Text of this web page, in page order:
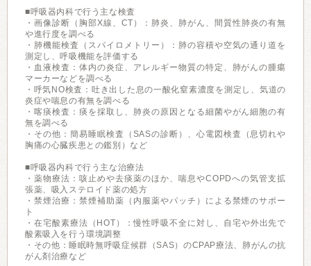
■呼吸器内科で行う主な検査
・画像診断（胸部X線、CT）：肺炎、肺がん、間質性肺炎の有無
や進行度を調べる
・肺機能検査（スパイロメトリー）：肺の容積や空気の通り道を
測定し、呼吸機能を評価する
・血液検査：体内の炎症、アレルギー物質の特定、肺がんの腫瘍
マーカーなどを調べる
・呼気NO検査：吐き出した息の一酸化窒素濃度を測定し、気道の
炎症や喘息の有無を調べる
・喀痰検査：痰を採取し、肺炎の原因となる細菌やがん細胞の有
無を調べる
・その他：簡易睡眠検査（SASの診断）、心電図検査（息切れや
胸痛の心臓疾患との鑑別）など
■呼吸器内科で行う主な治療法
・薬物療法：咳止めや去痰薬のほか、喘息やCOPDへの気管支拡
張薬、吸入ステロイド薬の処方
・禁煙治療：禁煙補助薬（内服薬やパッチ）による禁煙のサポー
ト
・在宅酸素療法（HOT）：慢性呼吸不全に対し、自宅や外出先で
酸素吸入を行う環境調整
・その他：睡眠時無呼吸症候群（SAS）のCPAP療法、肺がんの抗
がん剤治療など